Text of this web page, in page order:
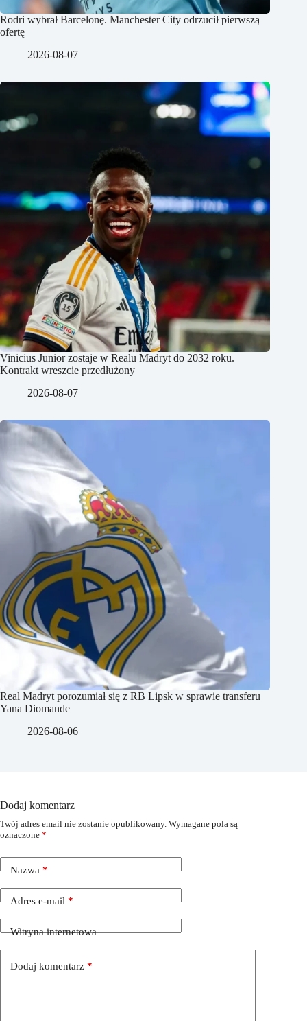
Rodri wybrał Barcelonę. Manchester City odrzucił pierwszą
ofertę
2026-08-07
Vinicius Junior zostaje w Realu Madryt do 2032 roku.
Kontrakt wreszcie przedłużony
2026-08-07
Real Madryt porozumiał się z RB Lipsk w sprawie transferu
Yana Diomande
2026-08-06
Dodaj komentarz
Twój adres email nie zostanie opublikowany. Wymagane pola są
oznaczone *
Nazwa*
Adres e-mail*
Witryna internetowa
Dodaj komentarz *